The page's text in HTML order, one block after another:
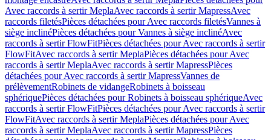
Avec raccords à sertir MeplaAvec raccords à sertir MapressAvec
raccords filetésPièces détachées pour Avec raccords filetésVannes à
siège inclinéPièces détachées pour Vannes à siège inclinéAvec
raccords à sertir FlowFitPièces détachées pour Avec raccords à sertir
FlowFitAvec raccords à sertir MeplaPièces détachées pour Avec
raccords à sertir MeplaAvec raccords à sertir MapressPièces
détachées pour Avec raccords à sertir MapressVannes de
prélèvementRobinets de vidangeRobinets à boisseau
sphériquePièces détachées pour Robinets à boisseau sphériqueAvec
raccords à sertir FlowFitPièces détachées pour Avec raccords à sertir
FlowFitAvec raccords à sertir MeplaPièces détachées pour Avec
raccords à sertir MeplaAvec raccords à sertir MapressPièces